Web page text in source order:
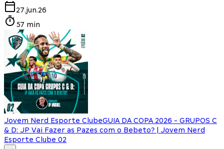
27.jun.26
57 min
Jovem Nerd Esporte ClubeGUIA DA COPA 2026 - GRUPOS C
& D: JP Vai Fazer as Pazes com o Bebeto? | Jovem Nerd
Esporte Clube 02